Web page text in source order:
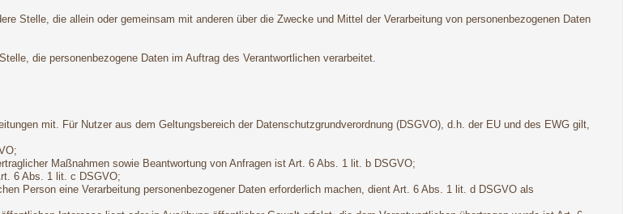
Stelle, die allein oder gemeinsam mit anderen über die Zwecke und Mittel der Verarbeitung von personenbezogenen Daten
die personenbezogene Daten im Auftrag des Verantwortlichen verarbeitet.
mit. Für Nutzer aus dem Geltungsbereich der Datenschutzgrundverordnung (DSGVO), d.h. der EU und des EWG gilt,
Maßnahmen sowie Beantwortung von Anfragen ist Art. 6 Abs. 1 lit. b DSGVO;
6 Abs. 1 lit. c DSGVO;
Person eine Verarbeitung personenbezogener Daten erforderlich machen, dient Art. 6 Abs. 1 lit. d DSGVO als